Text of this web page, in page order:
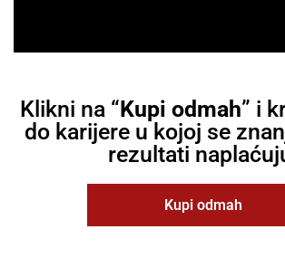
Klikni na “Kupi odmah” i
do karijere u kojoj se
rezultati
Kupi odmah